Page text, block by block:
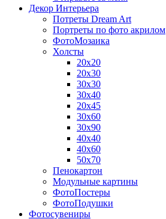
Декор Интерьера
Потреты Dream Art
Портреты по фото акрилом
ФотоМозаика
Холсты
20х20
20х30
30х30
30х40
20х45
30х60
30х90
40х40
40х60
50х70
Пенокартон
Модульные картины
ФотоПостеры
ФотоПодушки
Фотоcувениры